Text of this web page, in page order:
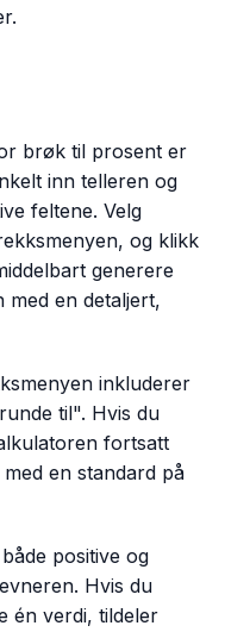
brøk til prosent er
inn telleren og
feltene. Velg
og klikk
generere
med en detaljert,
inkluderer
til". Hvis du
fortsatt
en standard på
positive og
Hvis du
én verdi, tildeler